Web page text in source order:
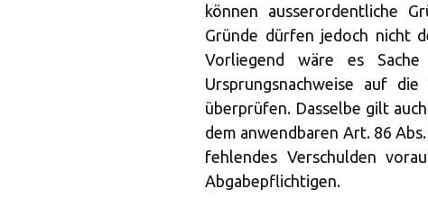
können ausserordentliche
Gründe dürfen jedoch nicht
Vorliegend wäre es Sache
Ursprungsnachweise auf
überprüfen. Dasselbe gilt
dem anwendbaren Art. 86
fehlendes Verschulden
Abgabepflichtigen.